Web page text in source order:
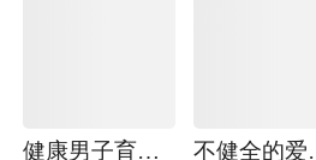
健康男子育成计画 不